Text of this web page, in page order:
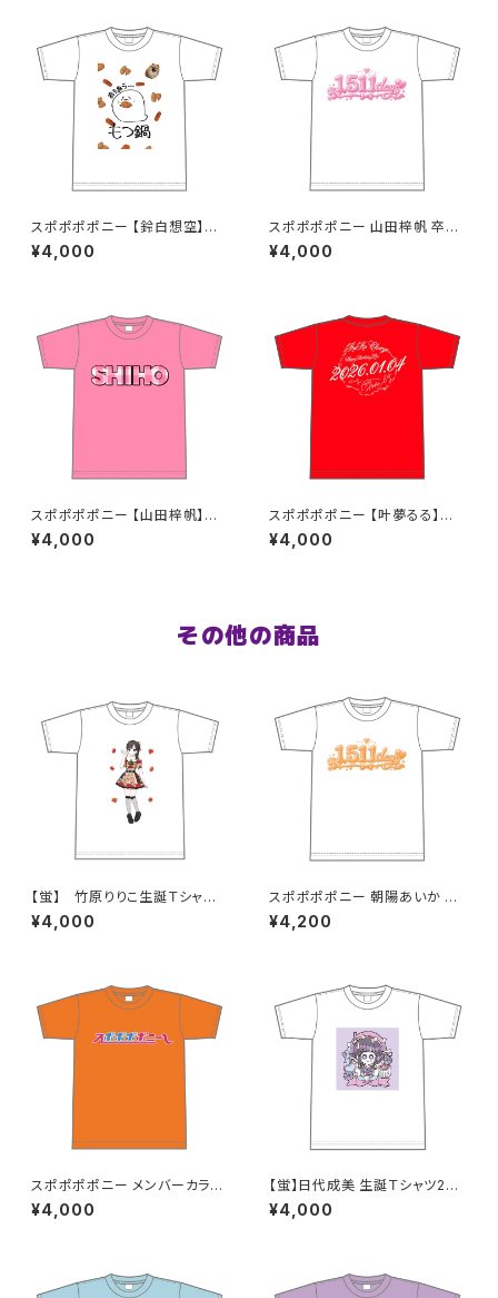
スポポポポニー 【鈴白想空】生
誕祭 そらちゃんが熱が出た時に
見そうな夢Tシャツ S〜XLサイ
¥4,000
スポポポポニー 山田梓帆 卒業
記念Tシャツ S〜XLサイズ
¥4,000
スポポポポニー 【山田梓帆】生
誕祭Tシャツ S〜XLサイズ
¥4,000
スポポポポニー 【叶夢るる】生
誕祭Tシャツ レッド S〜XLサイ
ズ
¥4,000
その他の商品
【蛍】 竹原りりこ生誕Ｔシャツ
M〜XLサイズ
¥4,000
スポポポポニー 朝陽あいか 卒
業記念Tシャツ XXL〜XXXLサ
イズ
¥4,200
スポポポポニー メンバーカラー
シンプルデザイン ロゴTシャツ
オレンジ S〜XLサイズ
¥4,000
【蛍】日代成美 生誕Ｔシャツ202
5 M〜XLサイズ
¥4,000